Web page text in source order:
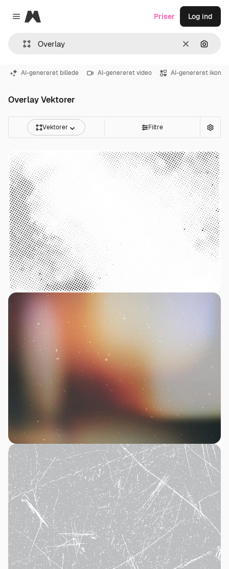
Close menu
Magnific
Klar Søg
Priser Log ind
AI-genereret billede AI-genereret video AI-genereret ikon
Overlay Vektorer
Vektorer Filtre